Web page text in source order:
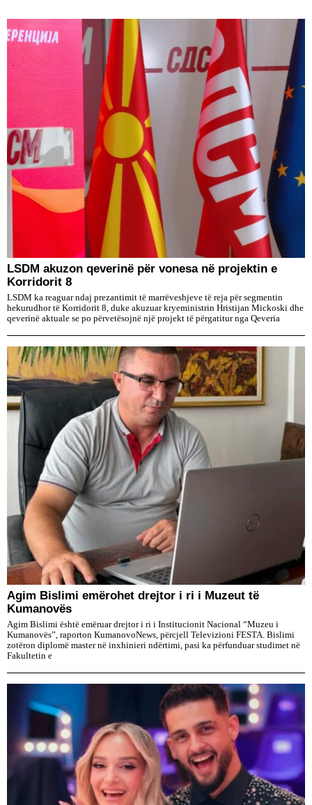
LSDM akuzon qeverinë për vonesa në projektin e
Korridorit 8
LSDM ka reaguar ndaj prezantimit të marrëveshjeve të reja për segmentin
hekurudhor të Korridorit 8, duke akuzuar kryeministrin Hristijan Mickoski dhe
qeverinë aktuale se po përvetësojnë një projekt të përgatitur nga Qeveria
Agim Bislimi emërohet drejtor i ri i Muzeut të
Kumanovës
Agim Bislimi është emëruar drejtor i ri i Institucionit Nacional “Muzeu i
Kumanovës”, raporton KumanovoNews, përcjell Televizioni FESTA. Bislimi
zotëron diplomë master në inxhinieri ndërtimi, pasi ka përfunduar studimet në
Fakultetin e